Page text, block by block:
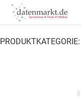
Skip
PRODUKTKATEGORIE:
#